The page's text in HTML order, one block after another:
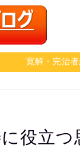
寛解・完治
役立